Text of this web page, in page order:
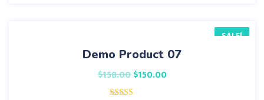
SALE!
Demo Product 07
$158.00 $150.00